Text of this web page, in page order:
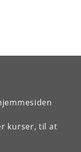
kurser, til at